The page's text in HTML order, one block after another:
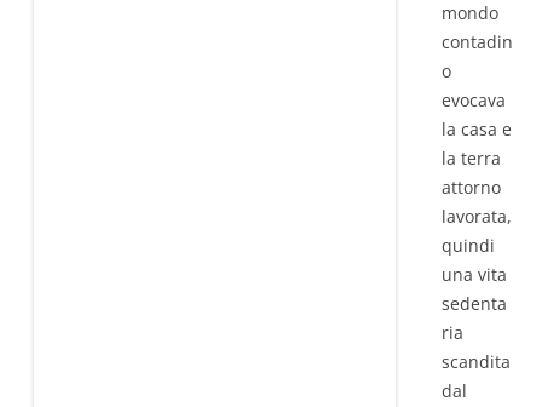
mondo
contadin
o
evocava
la casa e
la terra
attorno
lavorata,
quindi
una vita
sedenta
ria
scandita
dal